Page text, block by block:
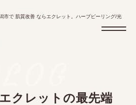
市で 肌質改善 ならエクレット。ハーブピーリング/光
クレットの最先端
市で 肌質改善 ならエクレット。ハーブピーリング/光